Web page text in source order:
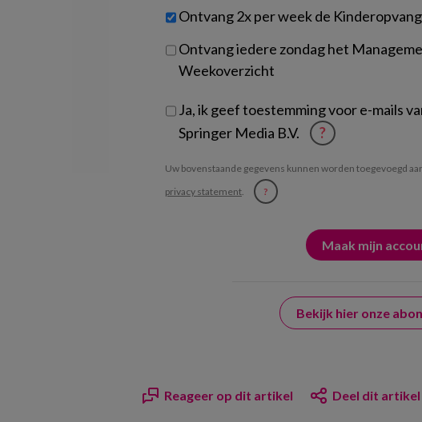
je?
Untitled
Ontvang 2x per week de
Ontvang iedere zondag het
Weekoverzicht
Ja, ik geef toestemming voor e-mails
Springer Media B.V.
?
Uw bovenstaande gegevens kunnen worden toegevoegd
privacy statement. ?
Bekijk hier onze
Reageer op dit artikel Deel dit artikel